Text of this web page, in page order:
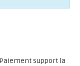
support la